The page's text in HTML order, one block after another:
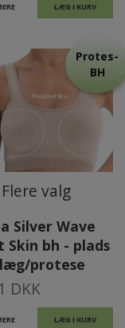
LÆG I KURV
Protes-
BH
Flere valg
Silver Wave
Skin bh - plads
protese
DKK
LÆG I KURV